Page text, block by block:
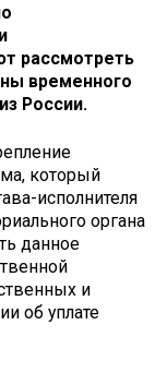
рассмотреть
временного
России.
который
исполнителя
органа
данное
и
об уплате